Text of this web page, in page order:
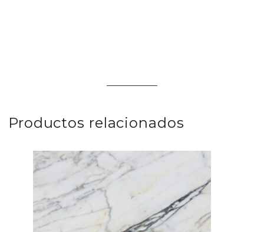
Productos relacionados